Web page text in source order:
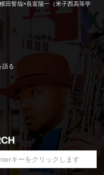
田誓哉×長富陽一（米子西高等学
語る